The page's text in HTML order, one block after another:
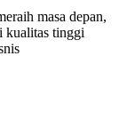
masa depan,
kualitas tinggi